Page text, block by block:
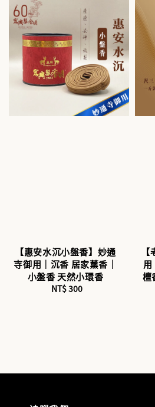
【惠安水沉小盤香】妙通
寺御用｜沉香 居家薰香｜
小盤香 天然小環香
Regular
NT$ 300
用
檀